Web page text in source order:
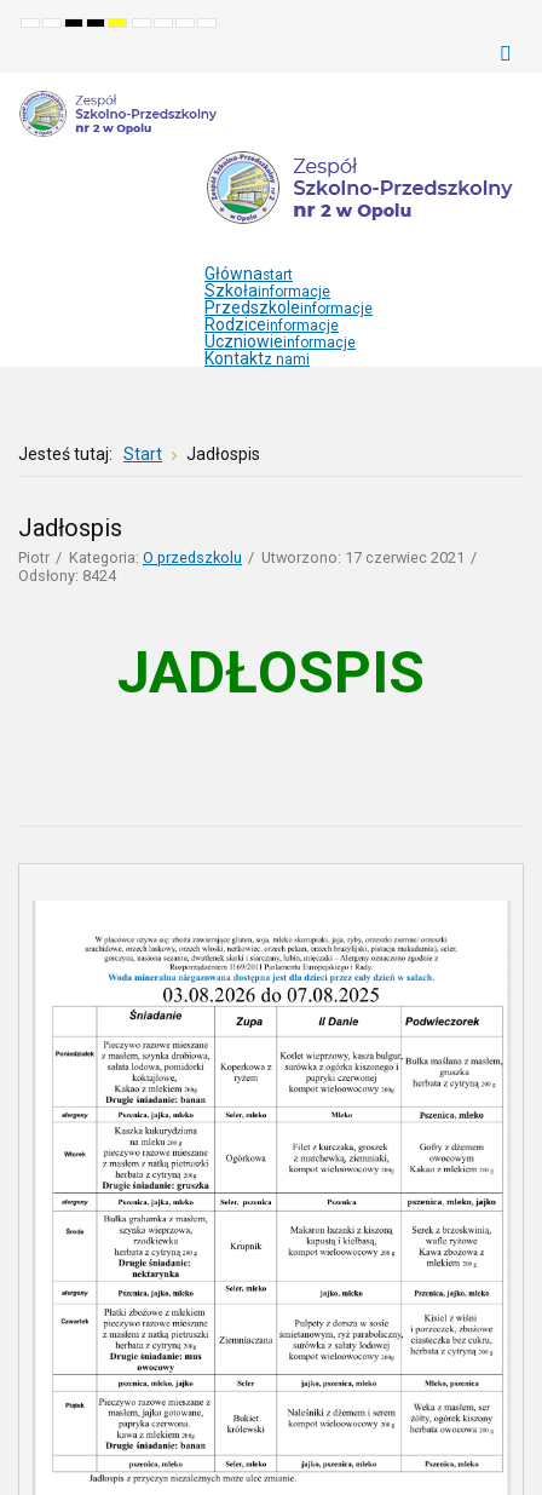
Default
NightHighHighHighSetSetMake
Set
Głównastart
Szkołainformacje
Przedszkoleinformacje
Rodziceinformacje
Uczniowieinformacje
Kontaktz nami
Jesteś tutaj: Start Jadłospis
Jadłospis
Piotr Kategoria: O przedszkolu
Utworzono: 17 czerwiec 2021
Odsłony: 8424
JADŁOSPIS